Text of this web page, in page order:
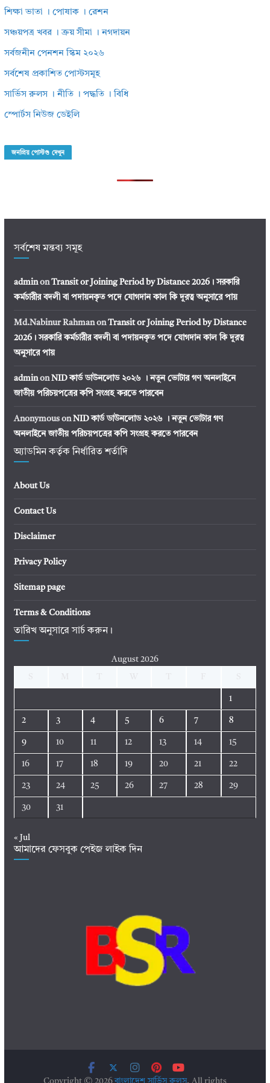
শিক্ষা ভাতা । পোষাক । রেশন
সঞ্চয়পত্র খবর । ক্রয় সীমা । নগদায়ন
সর্বজনীন পেনশন স্কিম ২০২৬
সর্বশেষ প্রকাশিত পোস্টসমূহ
সার্ভিস রুলস । নীতি । পদ্ধতি । বিধি
স্পোর্টস নিউজ ডেইলি
জনপ্রিয় পোস্টগু দেখুন
সর্বশেষ মন্তব্য সমূহ
adminonTransit or Joining Period by Distance 2026। সরকারি
কর্মচারীর বদলী বা পদায়নকৃত পদে যোগদান কাল কি দূরত্ব অনুসারে পায়
Md.Nabinur RahmanonTransit or Joining Period by Distance
2026। সরকারি কর্মচারীর বদলী বা পদায়নকৃত পদে যোগদান কাল কি দূরত্ব
অনুসারে পায়
adminonNID কার্ড ডাউনলোড ২০২৬ । নতুন ভোটার গণ অনলাইনে
জাতীয় পরিচয়পত্রের কপি সংগ্রহ করতে পারবেন
AnonymousonNID কার্ড ডাউনলোড ২০২৬ । নতুন ভোটার গণ
অনলাইনে জাতীয় পরিচয়পত্রের কপি সংগ্রহ করতে পারবেন
অ্যাডমিন কর্তৃক নির্ধারিত শর্তাদি
About Us
Contact Us
Disclaimer
Privacy Policy
Sitemap page
Terms & Conditions
তারিখ অনুসারে সার্চ করুন।
August 2026
1
2 3 4 5 6 7 8
9 10 11 12 13 14 15
16 17 18 19 20 21 22
23 24 25 26 27 28 29
30 31
« Jul
আমাদের ফেসবুক পেইজ লাইক দিন